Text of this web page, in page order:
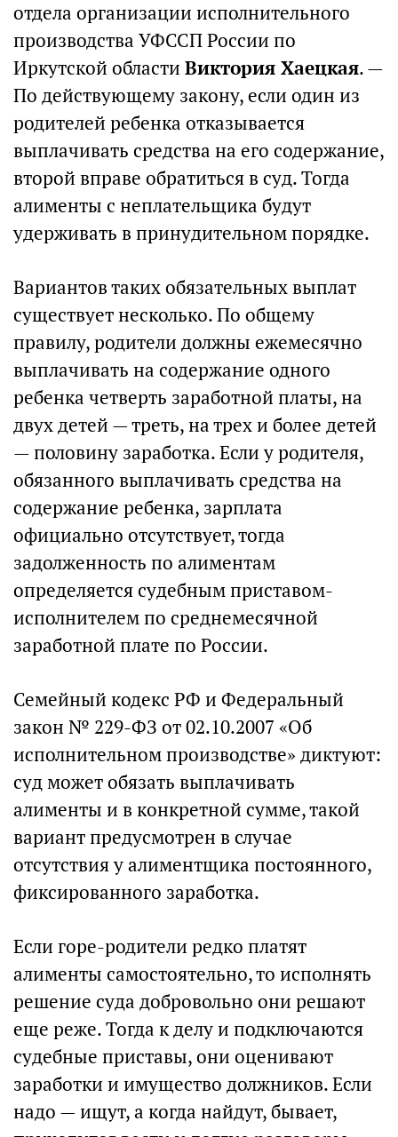
отдела организации исполнительного
производства УФССП России по
Иркутской области Виктория Хаецкая. —
По действующему закону, если один из
родителей ребенка отказывается
выплачивать средства на его содержание,
второй вправе обратиться в суд. Тогда
алименты с неплательщика будут
удерживать в принудительном порядке.
Вариантов таких обязательных выплат
существует несколько. По общему
правилу, родители должны ежемесячно
выплачивать на содержание одного
ребенка четверть заработной платы, на
двух детей — треть, на трех и более детей
— половину заработка. Если у родителя,
обязанного выплачивать средства на
содержание ребенка, зарплата
официально отсутствует, тогда
задолженность по алиментам
определяется судебным приставом-
исполнителем по среднемесячной
заработной плате по России.
Семейный кодекс РФ и Федеральный
закон № 229-ФЗ от 02.10.2007 «Об
исполнительном производстве» диктуют:
суд может обязать выплачивать
алименты и в конкретной сумме, такой
вариант предусмотрен в случае
отсутствия у алиментщика постоянного,
фиксированного заработка.
Если горе-родители редко платят
алименты самостоятельно, то исполнять
решение суда добровольно они решают
еще реже. Тогда к делу и подключаются
судебные приставы, они оценивают
заработки и имущество должников. Если
надо — ищут, а когда найдут, бывает,